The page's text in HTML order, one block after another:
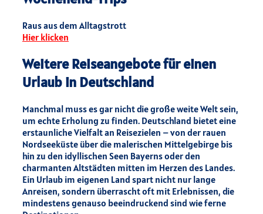
Raus aus dem Alltagstrott
Hier klicken
Weitere Reiseangebote für einen
Urlaub in Deutschland
Manchmal muss es gar nicht die große weite Welt sein,
um echte Erholung zu finden. Deutschland bietet eine
erstaunliche Vielfalt an Reisezielen – von der rauen
Nordseeküste über die malerischen Mittelgebirge bis
hin zu den idyllischen Seen Bayerns oder den
charmanten Altstädten mitten im Herzen des Landes.
Ein Urlaub im eigenen Land spart nicht nur lange
Anreisen, sondern überrascht oft mit Erlebnissen, die
mindestens genauso beeindruckend sind wie ferne